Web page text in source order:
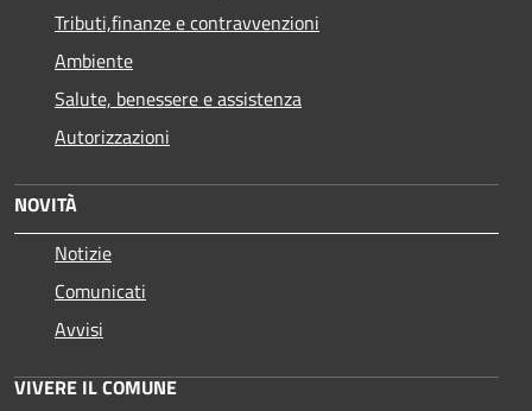
Tributi,finanze e contravvenzioni
Ambiente
Salute, benessere e assistenza
Autorizzazioni
NOVITÀ
Notizie
Comunicati
Avvisi
VIVERE IL COMUNE